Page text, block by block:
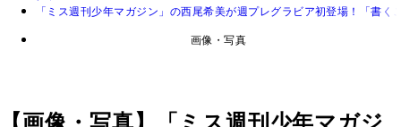
「ミス週刊少年マガジン」の西尾希美が週プレグラビア初登場！「書
画像・写真
【画像・写真】「ミス週刊少年マガジ